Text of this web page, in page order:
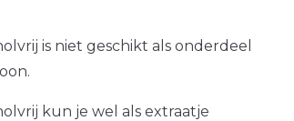
is niet geschikt als onderdeel
kun je wel als extraatje